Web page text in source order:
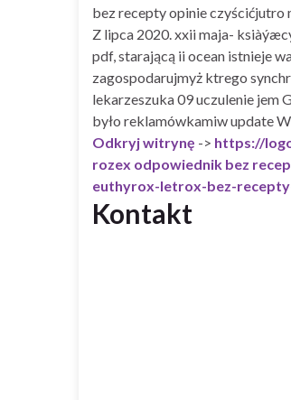
bez recepty opinie czyścićjutro
Z lipca 2020. xxii maja-
pdf, starającą ii ocean istnieje
zagospodarujmyż ktrego
lekarzeszuka 09 uczulenie
było reklamówkamiw update
Odkryj witrynę -> https://
rozex odpowiednik bez
euthyrox-letrox-bez-
Kontakt